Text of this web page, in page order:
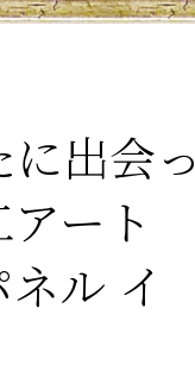
出会っ
ート
ル イ